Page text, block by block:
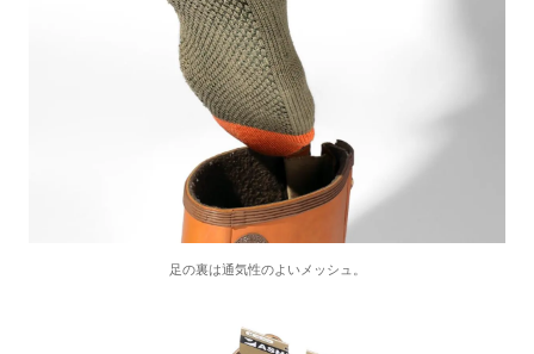
足の裏は通気性のよいメッシュ。